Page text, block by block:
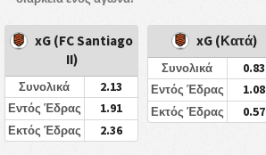
xG (FC Santiago
II)
Συνολικά 2.13
Εντός Έδρας 1.91
Εκτός Έδρας 2.36
xG (Κατά)
Συνολικά 0.83
Εντός Έδρας 1.08
Εκτός Έδρας 0.57